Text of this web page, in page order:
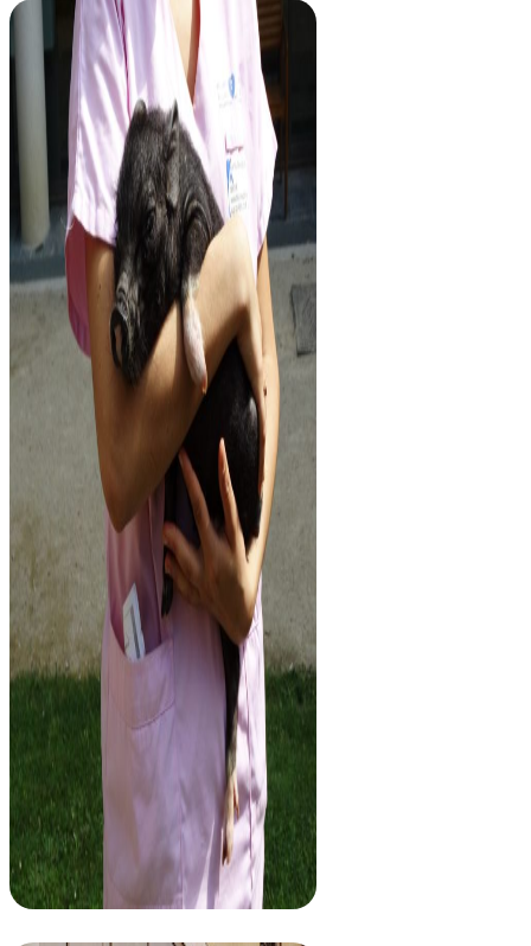
CONTACT
ACCÈS
INFOS PRATIQUES
JULIE & CAKES
CONTACT
MON
COMPTE
DÉTAIL DU COMPTE